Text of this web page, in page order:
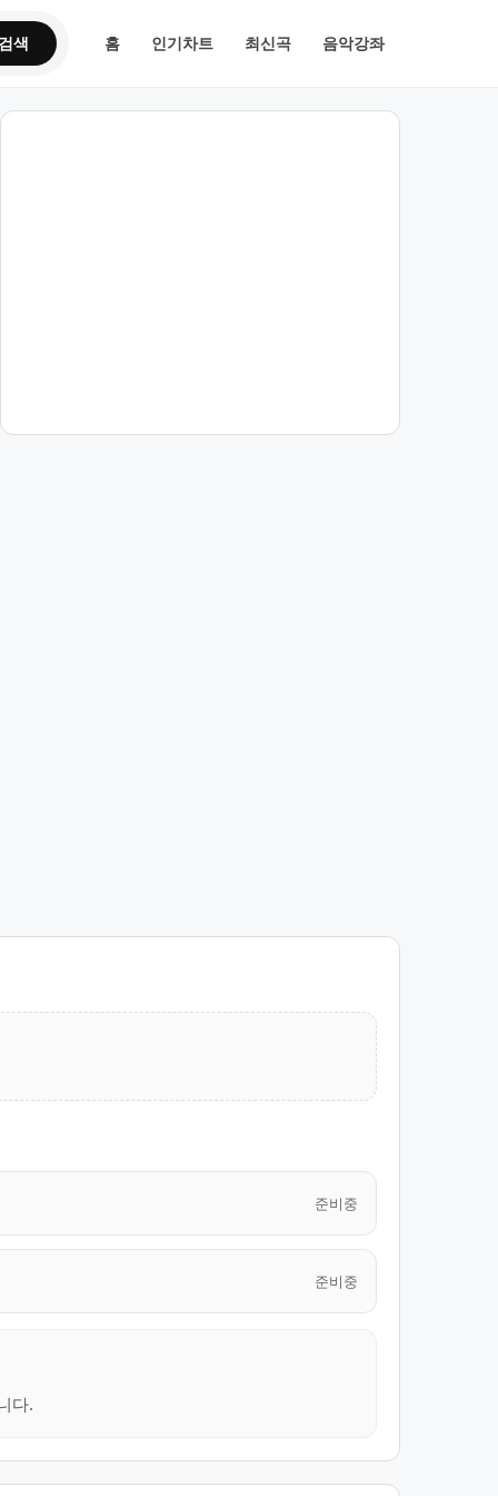
색 홈 인기차트 최신곡 음악강좌
준비중
준비중
다.